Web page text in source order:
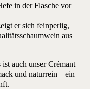
in der Flasche vor
er sich feinperlig,
aus
auch unser Crémant
und naturrein – ein